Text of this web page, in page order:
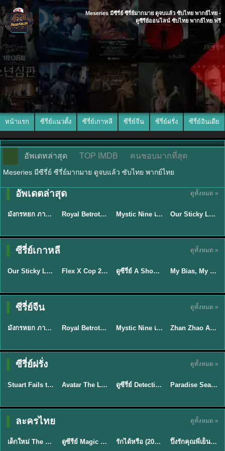
Meseries มีซีรี่ย์ ซีรี่ย์มากมาย ดูจบแล้ว ซับไทย พากย์ไทย -
ดูซีรีย์ออนไลน์ ซับไทย พากย์ไทย ฟรี
หน้าแรก ซีรีย์แนวตั้ง ซีรี่ย์เกาหลี ซีรี่ย์จีน ซีรี่ย์ฝรั่ง ซีรี่ย์อินเดีย
อัพเดทล่าสุด TOP IMDB คนชอบมากที่สุด
Meseries มีซีรี่ย์ ซีรี่ย์มากมาย ดูจบแล้ว ซับไทย พากย์ไทย
อัพเดตล่าสุด ดูทั้งหมด »
★8
พากย์ไทย
มังกรหยก ภาคมารบูรพาและพิษประจิม Duel on Mount Hua พากย์ไทย ★9 Royal Betrothal (2026) สัญญาวิวาห์แห่งราชวงศ์ พากย์ไทย ซับไทย EP1-32 ★9
พากย์ไทย/ซับ
Mystic Nine เก้าสกุล (2026) พากย์ไทย ซับไทย EP.1-30 ★6
ซับไทย
Our Sticky Love รักติดหนึบ (2026) พากย์ไทย ซับไทย EP.1-12
ซีรี่ย์เกาหลี ดูทั้งหมด »
★6
ซับไทย
Our Sticky Love รักติดหนึบ (2026) พากย์ไทย ซับไทย EP.1-12 ★8 Flex X Cop 2 คุณชายสายสืบ ซีซั่น 2 (2026) พากย์ไทย ซับไทย EP.1-14 ★8 EP.16ดูซีรี่ย์ A Shop for Killers 2 ร้านลับนักฆ่า ซีซัน 2 (2026) ซับไทย-พากย์ไทย
ซับไทย
My Bias, My Boss เมื่อเมนฉันเป็นประธานบริษัท (2026) พากย์ไทย ซับไทย EP.1-12
ซีรี่ย์จีน ดูทั้งหมด »
★8
พากย์ไทย
มังกรหยก ภาคมารบูรพาและพิษประจิม Duel on Mount Hua พากย์ไทย ★9 Royal Betrothal (2026) สัญญาวิวาห์แห่งราชวงศ์ พากย์ไทย ซับไทย EP1-32 ★9 Mystic Nine เก้าสกุล (2026) พากย์ไทย ซับไทย EP.1-30 ★5
พากย์ไทย
Zhan Zhao Adventures จั่นเจาตะลุยยุทธภพ (2026) พากย์ไทย ซับไทย EP.1-37 (จบ)
ซีรี่ย์ฝรั่ง ดูทั้งหมด »
★9.3
พากย์ไทย
Stuart Fails to Save the Universe สจ๊วตล่มแผนกู้จักรวาล (2026) พากย์ไทย ซับไทย EP.1-10 ★7.8 EP.7Avatar The Last Airbender 2 เณรน้อยเจ้าอภินิหาร พากย์ไทย EP.9ดูซีรี่ย์ Detective Hole (2026) พากย์ไทย HD ฟรี อัปเดตล่าสุด Netflix EP.8
พากย์ไทย
Paradise Season 2 (2026) พากย์ไทย EP1-8 ดูซีรี่ย์ฝรั่ง HD ครบทุกตอน
ละครไทย ดูทั้งหมด »
★ 8 EP.6
พากย์ไทย
เด็กใหม่ The Reset 2026 EP1-6 พากย์ไทย ดูซีรี่ย์ Netflix ล่าสุด HD ดูซีรีย์ Magic Move (2026) ทำนายทายรัก Thai EP.1-10 HD รักได้หรือ (2026) YOUNG Let's Begin Again พากย์ไทย EP.1-19 ★8
พากย์ไทย
ปิ๊งรักคุณพี่เย็นชา (2026) Frozen Valentine EP.1-10 (จบ)